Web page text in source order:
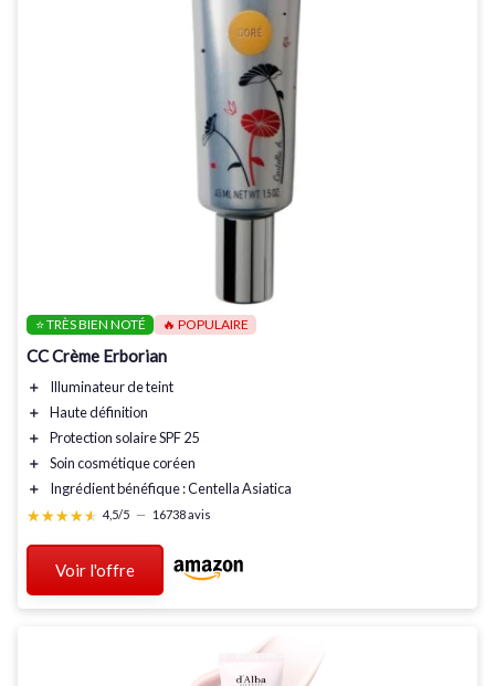
⭐ TRÈS BIEN NOTÉ 🔥 POPULAIRE
CC Crème Erborian
＋
Illuminateur de teint
＋
Haute définition
＋
Protection solaire SPF 25
＋
Soin cosmétique coréen
＋
Ingrédient bénéfique: Centella Asiatica
★★★★★
★★★★★ 4,5/5 — 16738 avis
Voir l'offre